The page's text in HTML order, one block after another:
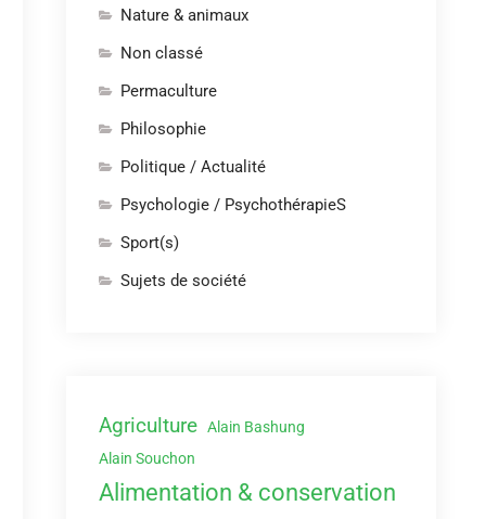
Nature & animaux
Non classé
Permaculture
Philosophie
Politique / Actualité
Psychologie / PsychothérapieS
Sport(s)
Sujets de société
Agriculture Alain Bashung
Alain Souchon
Alimentation & conservation